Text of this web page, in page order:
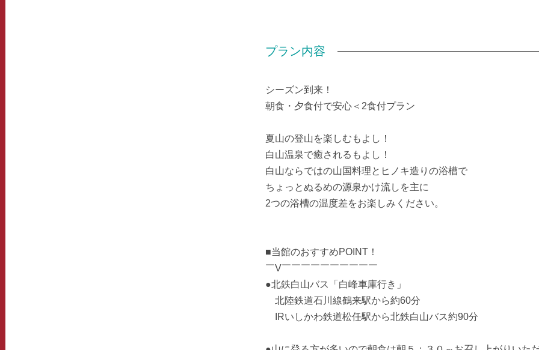
プラン内容
シーズン到来！
朝食・夕食付で安心＜2食付プラン
夏山の登山を楽しむもよし！
白山温泉で癒されるもよし！
白山ならではの山国料理とヒノキ造りの浴槽で
ちょっとぬるめの源泉かけ流しを主に
2つの浴槽の温度差をお楽しみください。
■当館のおすすめPOINT！
￣V￣￣￣￣￣￣￣￣￣￣
●北鉄白山バス「白峰車庫行き」
北陸鉄道石川線鶴来駅から約60分
IRいしかわ鉄道松任駅から北鉄白山バス約90分